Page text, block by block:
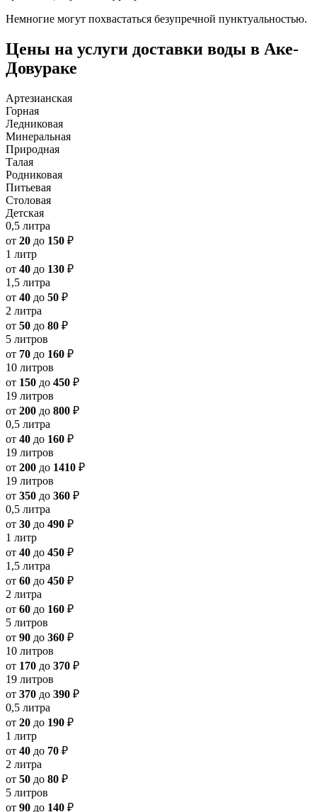
Немногие могут похвастаться безупречной пунктуальностью.
Цены на услуги доставки воды в Аке-
Довураке
Артезианская
Горная
Ледниковая
Минеральная
Природная
Талая
Родниковая
Питьевая
Столовая
Детская
0,5 литра
от 20 до 150 ₽
1 литр
от 40 до 130 ₽
1,5 литра
от 40 до 50 ₽
2 литра
от 50 до 80 ₽
5 литров
от 70 до 160 ₽
10 литров
от 150 до 450 ₽
19 литров
от 200 до 800 ₽
0,5 литра
от 40 до 160 ₽
19 литров
от 200 до 1410 ₽
19 литров
от 350 до 360 ₽
0,5 литра
от 30 до 490 ₽
1 литр
от 40 до 450 ₽
1,5 литра
от 60 до 450 ₽
2 литра
от 60 до 160 ₽
5 литров
от 90 до 360 ₽
10 литров
от 170 до 370 ₽
19 литров
от 370 до 390 ₽
0,5 литра
от 20 до 190 ₽
1 литр
от 40 до 70 ₽
2 литра
от 50 до 80 ₽
5 литров
от 90 до 140 ₽